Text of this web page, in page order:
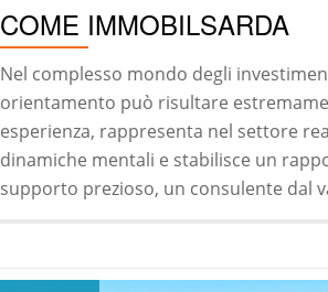
COME IMMOBILSARDA
Nel complesso mondo degli
orientamento può risultare
esperienza, rappresenta nel settore
dinamiche mentali e stabilisce un
supporto prezioso, un consulente dal